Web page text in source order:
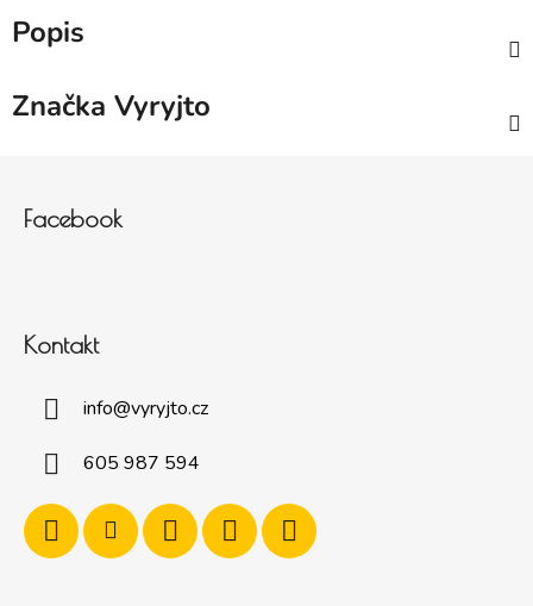
Popis
Značka Vyryjto
Facebook
Kontakt
info@vyryjto.cz
605 987 594